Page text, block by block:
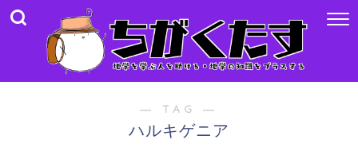
― TAG ―
ハルキゲニア